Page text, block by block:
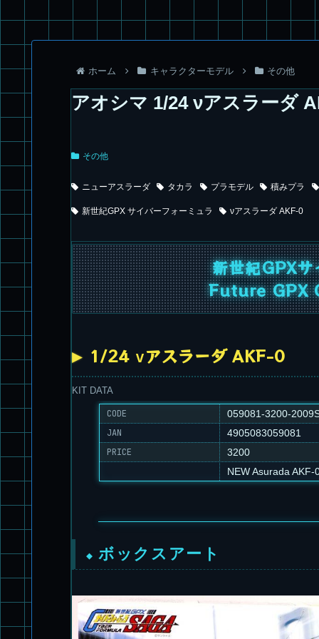
ホーム キャラクターモデル その他
アオシマ 1/24 νアスラーダ
その他
ニューアスラーダ タカラ プラモデル 積みプラ
新世紀GPX サイバーフォーミュラ νアスラーダ AKF-0
新世紀GPX
Future GPX
1/24 νアスラーダ AKF-0
KIT DATA
CODE
059081-3200-
JAN
4905083059081
PRICE
3200
NEW Asurada AKF-
ボックスアート